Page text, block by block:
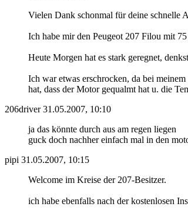
Vielen Dank schonmal für deine schnelle
Ich habe mir den Peugeot 207 Filou mit
Heute Morgen hat es stark geregnet,
Ich war etwas erschrocken, da bei
hat, dass der Motor gequalmt hat u. die
206driver 31.05.2007, 10:10
ja das könnte durch aus am regen liegen
guck doch nachher einfach mal in den
pipi 31.05.2007, 10:15
Welcome im Kreise der 207-Besitzer.
ich habe ebenfalls nach der kostenlosen